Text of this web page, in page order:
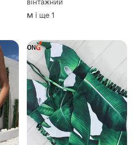
вінтажний
M і ще 1